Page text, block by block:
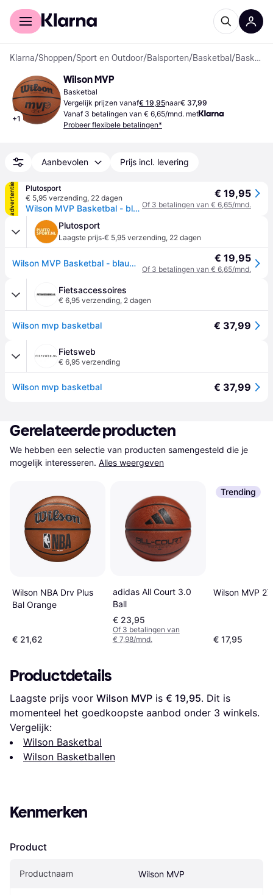
Voor shoppers
Klarna/Shoppen/Sport en Outdoor/Balsporten/Basketbal / Basketballen
+1
Wilson MVP
Basketbal
Vergelijk prijzen vanaf€ 19,95naar€ 37,99
Vanaf 3 betalingen van € 6,65/mnd. met
Probeer flexibele betalingen*
Aanbevolen Prijs incl. levering
advertentie
Plutosport
€ 5,95 verzending, 22 dagen
Wilson MVP Basketbal - blauw - zwart - geel - 1 SIZE
€ 19,95
Of 3 betalingen van € 6,65/mnd.
Plutosport
Laagste prijs·€ 5,95 verzending, 22 dagen
Wilson MVP Basketbal - blauw - zwart - geel - 1 SIZE € 19,95
Of 3 betalingen van € 6,65/mnd.
Fietsaccessoires
€ 6,95 verzending, 2 dagen
Wilson mvp basketbal € 37,99
Fietsweb
€ 6,95 verzending
Wilson mvp basketbal € 37,99
Gerelateerde producten
We hebben een selectie van producten samengesteld die je
mogelijk interesseren. Alles weergeven
Wilson NBA Drv Plus
Bal Orange
€ 21,62
adidas All Court 3.0
Ball
€ 23,95
Of 3 betalingen van
€ 7,98/mnd.
Trending
Wilson MVP
€ 17,95
Productdetails
Laagste prijs voor Wilson MVP is € 19,95. Dit is
momenteel het goedkoopste aanbod onder 3 winkels.
Vergelijk:
Wilson Basketbal
Wilson Basketballen
Kenmerken
Product
Productnaam Wilson MVP